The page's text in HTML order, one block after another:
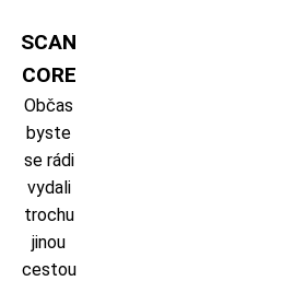
content
SCAN
CORE
Občas
byste
se rádi
vydali
trochu
jinou
cestou